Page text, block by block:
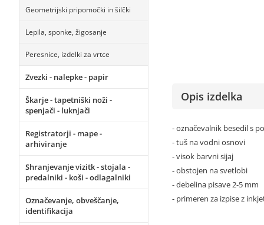
Geometrijski pripomočki in šilčki
Lepila, sponke, žigosanje
Peresnice, izdelki za vrtce
Zvezki - nalepke - papir
Škarje - tapetniški noži -
spenjači - luknjači
Registratorji - mape -
arhiviranje
Shranjevanje vizitk - stojala -
predalniki - koši - odlagalniki
Označevanje, obveščanje,
identifikacija
Opis izdelka
- označevalnik besedil s
- tuš na vodni osnovi
- visok barvni sijaj
- obstojen na svetlobi
- debelina pisave 2-5 mm
- primeren za izpise z